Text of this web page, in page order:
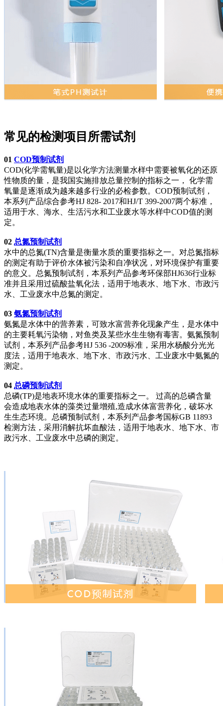
常见的检测项目所需试剂
01 COD预制试剂
COD(化学需氧量)是以化学方法测量水样中需要被氧化的还原
性物质的量，是我国实施排放总量控制的指标之一， 化学需
氧量是逐渐成为越来越多行业的必检参数。COD预制试剂，
本系列产品综合参考HJ 828- 2017和HJ/T 399-2007两个标准，
适用于水、海水、生活污水和工业废水等水样中COD值的测
定。
02 总氮预制试剂
水中的总氮(TN)含量是衡量水质的重要指标之一。对总氮指标
的测定有助于评价水体被污染和自净状况，对环境保护有重要
的意义。总氮预制试剂，本系列产品参考环保部HJ636行业标
准并且采用过硫酸盐氧化法，适用于地表水、地下水、市政污
水、工业废水中总氮的测定。
03 氨氮预制试剂
氨氮是水体中的营养素，可致水富营养化现象产生，是水体中
的主要耗氧污染物，对鱼类及某些水生生物有毒害。氨氮预制
试剂，本系列产品参考HJ 536 -2009标准，采用水杨酸分光光
度法，适用于地表水、地下水、市政污水、工业废水中氨氮的
测定。
04 总磷预制试剂
总磷(TP)是地表环境水体的重要指标之一。 过高的总磷含量
会造成地表水体的藻类过量增殖,造成水体富营养化，破坏水
生生态环境。总磷预制试剂，本系列产品参考国标GB 11893
检测方法，采用消解抗坏血酸法，适用于地表水、地下水、市
政污水、工业废水中总磷的测定。